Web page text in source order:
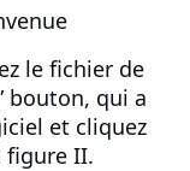
le fichier de
bouton, qui a
et cliquez
figure II.